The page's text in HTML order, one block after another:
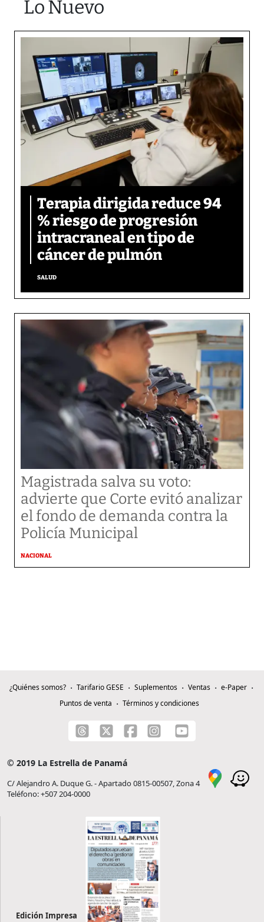
Lo Nuevo
Terapia dirigida reduce 94
% riesgo de progresión
intracraneal en tipo de
cáncer de pulmón
SALUD
Magistrada salva su voto:
advierte que Corte evitó analizar
el fondo de demanda contra la
Policía Municipal
NACIONAL
¿Quiénes somos? Tarifario GESE Suplementos Ventas
e-Paper
Puntos de venta
Términos y condiciones
© 2019 La Estrella de Panamá
C/ Alejandro A. Duque G. - Apartado 0815-00507, Zona 4
Teléfono: +507 204-0000
Edición Impresa